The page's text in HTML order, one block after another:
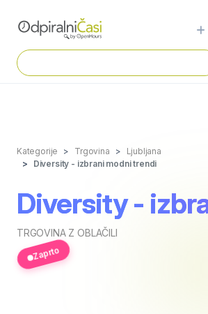
Kategorije Trgovina
Ljubljana
Diversity - izbrani modni trendi
Diversity -
TRGOVINA Z OBLAČILI
Zaprto